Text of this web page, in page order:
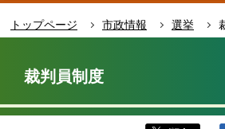
す
トップページ 市政情報 選挙
か
裁判員制度